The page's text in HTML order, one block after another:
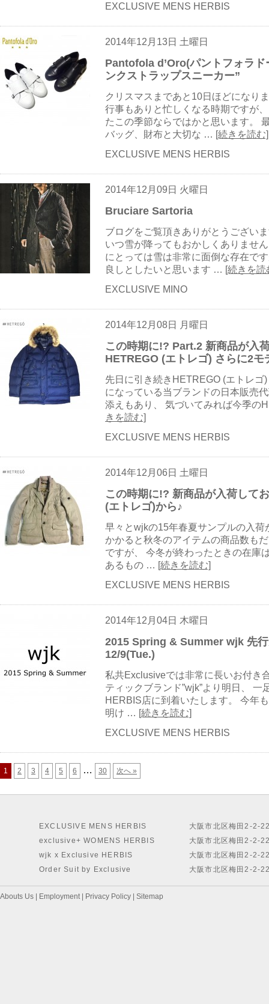
EXCLUSIVE MENS HERBIS
2014年12月13日 土曜日
Pantofola d’Oro(パントフォラ
ンクストラップスニーカー”
クリスマスまであと10日ほどになり
行事もありと忙しくなる時期ですが
たこの季節ならではかと思います。
バッグ、財布と大切な … [続きを読む]
EXCLUSIVE MENS HERBIS
2014年12月09日 火曜日
Bruciare Sartoria
ブログをご覧頂きありがとうござい
いつ雪が降ってもおかしくありませ
にとっては雪は非常に面倒な存在で
良しとしたいと思います … [続きを読
EXCLUSIVE MINO
2014年12月08日 月曜日
この時期に!? Part.2 新商品が
HETREGO (エトレゴ) さらに2モ
先日に引き続きHETREGO (エトレゴ
になっている当ブランドの日本販売
添えもあり、 気づいてみれば今季
きを読む]
EXCLUSIVE MENS HERBIS
2014年12月06日 土曜日
この時期に!? 新商品が入荷し
(エトレゴ)から♪
早々とwjkの15年春夏サンプルの入
かかると秋冬のアイテムの商品数も
ですが、 今冬が終わったときの在
あるもの … [続きを読む]
EXCLUSIVE MENS HERBIS
2014年12月04日 木曜日
2015 Spring & Summer wjk 先
12/9(Tue.)
私共Exclusiveでは非常に長いお付き
ティックブランド”wjk”より明日、
HERBIS店に到着いたします。 今年
明け … [続きを読む]
EXCLUSIVE MENS HERBIS
1 2 3 4 5 6 … 30 次へ »
EXCLUSIVE MENS HERBIS
exclusive+ WOMENS HERBIS
wjk x Exclusive HERBIS
Order Suit by Exclusive
大阪市北区梅田2-2-
大阪市北区梅田2-2-
大阪市北区梅田2-2-
大阪市北区梅田2-2-
Abouts Us Employment| Privacy Policy Sitemap